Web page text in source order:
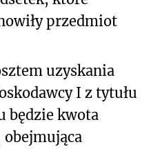
przedmiot
uzyskania
I z tytułu
będzie kwota
obejmująca